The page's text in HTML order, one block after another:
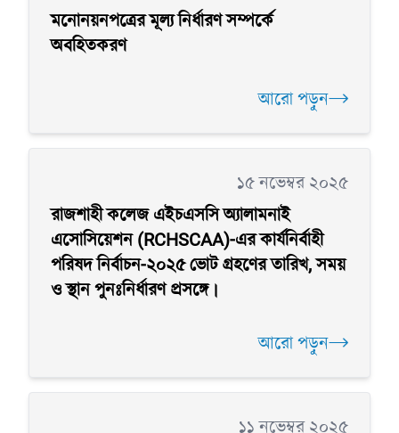
মনোনয়নপত্রের মূল্য নির্ধারণ সম্পর্কে
অবহিতকরণ
আরো পড়ুন
১৫ নভেম্বর ২০২৫
রাজশাহী কলেজ এইচএসসি অ্যালামনাই
এসোসিয়েশন (RCHSCAA)-এর কার্যনির্বাহী
পরিষদ নির্বাচন-২০২৫ ভোট গ্রহণের তারিখ, সময়
ও স্থান পুনঃনির্ধারণ প্রসঙ্গে।
আরো পড়ুন
১১ নভেম্বর ২০২৫